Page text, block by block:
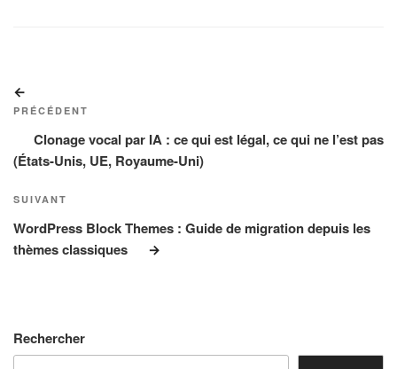
de
l’article
précédent
PRÉCÉDENT
Clonage vocal par IA : ce qui est légal, ce qui ne l’est pas
(États-Unis, UE, Royaume-Uni)
Article
suivant
SUIVANT
WordPress Block Themes : Guide de migration depuis les
thèmes classiques
Rechercher